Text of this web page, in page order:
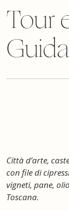
Tour
Città d’arte,
con file di
vigneti, pane,
Toscana.